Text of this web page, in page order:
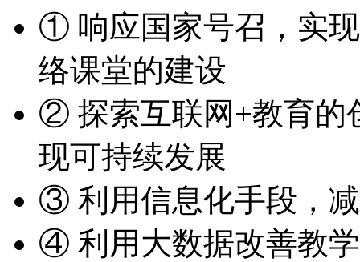
① 响应国家号召，实
络课堂的建设
② 探索互联网+教育的
现可持续发展
③ 利用信息化手段，
④ 利用大数据改善教